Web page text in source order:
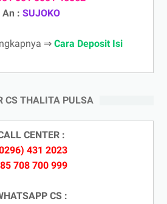
An : SUJOKO
⇒ Cara Deposit Isi
CS THALITA PULSA
CENTER :
431 2023
708 700 999
CS :